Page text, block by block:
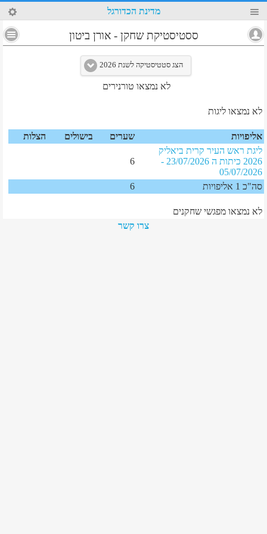
35 מדינת הכדורגל
ססטיסטיקת שחקן -אורן ביטון
הצג סטטיסטיקה לשנת 2026
לא נמצאו טורנירים
לא נמצאו ליגות
אליפויות שערים בישולים
הצלות
ליגת ראש העיר קרית ביאליק
2026 כיתות ה
23/07/2026
-
05/07/2026
6
סה"כ 1 אליפויות 6
לא נמצאו מפגשי שחקנים
צרו קשר
4